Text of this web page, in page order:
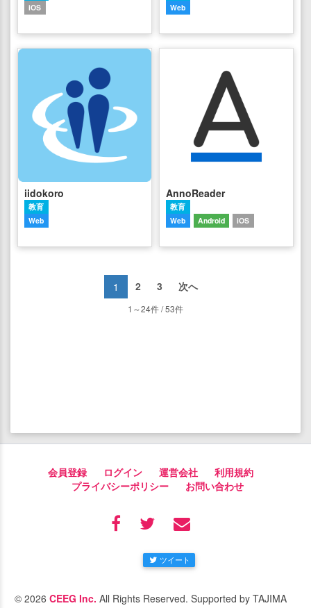
iOS
Web
iidokoro
教育
Web
AnnoReader
教育
Web
Android iOS
1 2 3 次へ
1～24件 / 53件
会員登録 ログイン 運営会社
利用規約
プライバシーポリシー
お問い合わせ
ツイート
© 2026 CEEG Inc. All Rights Reserved. Supported by TAJIMA